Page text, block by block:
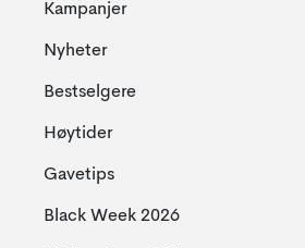
Kampanjer
Nyheter
Bestselgere
Høytider
Gavetips
Black Week 2026